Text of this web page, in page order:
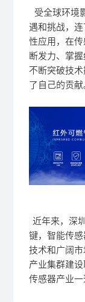
受全球环境
遇和挑战，
性应用，在
断发力、掌
不断突破技
了自己的贡献
近年来，深
键，智能传
技术和广阔市
产业集群建
传感器产业一